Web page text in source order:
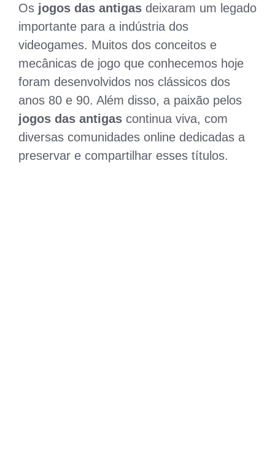
Os jogos das antigas deixaram um legado
importante para a indústria dos
videogames. Muitos dos conceitos e
mecânicas de jogo que conhecemos hoje
foram desenvolvidos nos clássicos dos
anos 80 e 90. Além disso, a paixão pelos
jogos das antigas continua viva, com
diversas comunidades online dedicadas a
preservar e compartilhar esses títulos.